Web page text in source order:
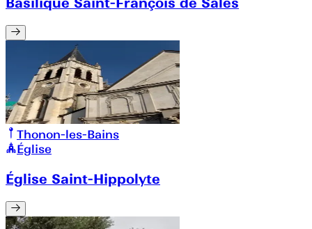
Thonon-les-Bains
Église
Église Saint-Hippolyte